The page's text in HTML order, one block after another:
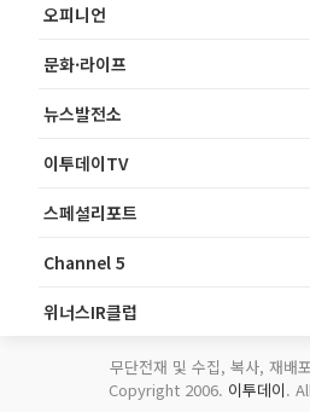
오피니언
문화·라이프
뉴스발전소
이투데이TV
스페셜리포트
Channel 5
위너스IR클럽
무단전재 및 수집, 복사, 재배
Copyright 2006. 이투데이.